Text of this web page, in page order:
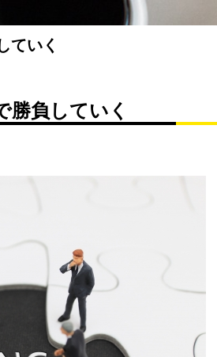
ていく
勝負していく